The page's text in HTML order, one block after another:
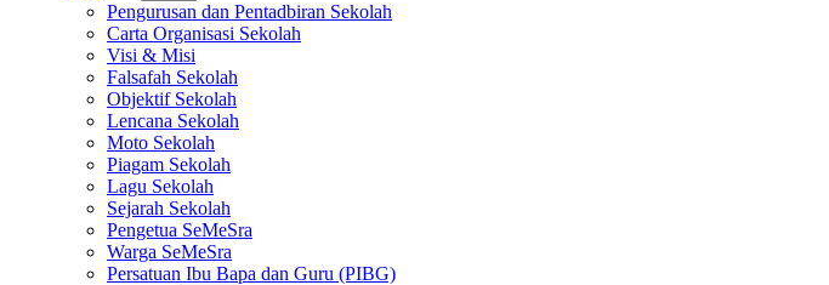
Pengurusan dan Pentadbiran Sekolah
Carta Organisasi Sekolah
Visi & Misi
Falsafah Sekolah
Objektif Sekolah
Lencana Sekolah
Moto Sekolah
Piagam Sekolah
Lagu Sekolah
Sejarah Sekolah
Pengetua SeMeSra
Warga SeMeSra
Persatuan Ibu Bapa dan Guru (PIBG)